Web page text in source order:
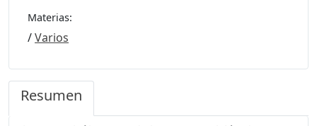
Materias:
/Varios
Resumen